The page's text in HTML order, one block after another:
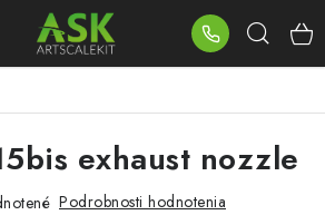
exhaust nozzle
Podrobnosti hodnotenia